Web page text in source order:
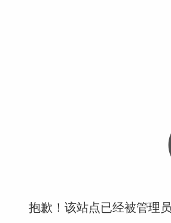
抱歉！该站点已经被管理